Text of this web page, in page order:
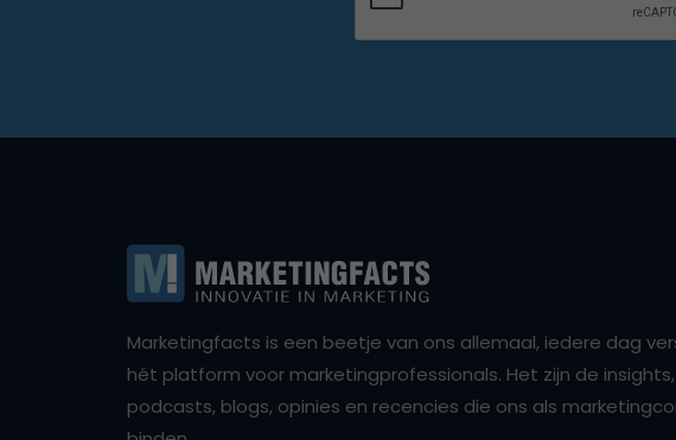
Marketingfacts is een beetje van ons allemaal, iedere dag
hét platform voor marketingprofessionals. Het zijn de insights,
podcasts, blogs, opinies en recencies die ons als